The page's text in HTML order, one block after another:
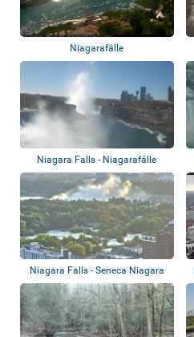
Niagarafälle
Niagara Falls - Niagarafälle
Niagara Falls - Seneca Niagara
Resort